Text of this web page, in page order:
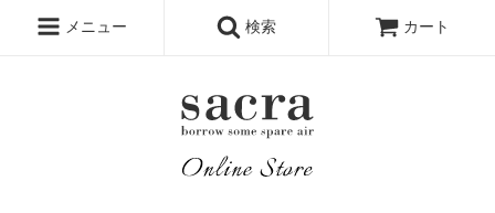
メニュー 検索 カート